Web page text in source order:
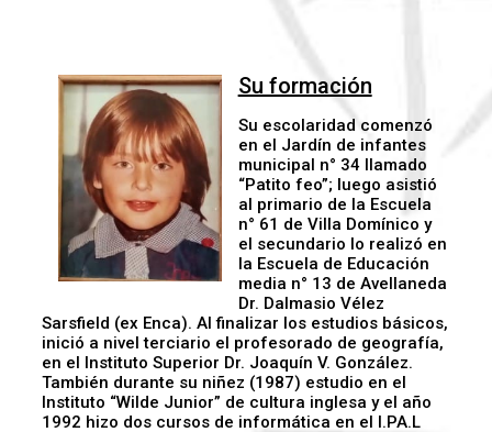
Su formación
Su escolaridad comenzó
en el Jardín de infantes
municipal n° 34 llamado
“Patito feo”; luego asistió
al primario de la Escuela
n° 61 de Villa Domínico y
el secundario lo realizó en
la Escuela de Educación
media n° 13 de Avellaneda
Dr. Dalmasio Vélez
Sarsfield (ex Enca). Al finalizar los estudios básicos,
inició a nivel terciario el profesorado de geografía,
en el Instituto Superior Dr. Joaquín V. González.
También durante su niñez (1987) estudio en el
Instituto “Wilde Junior” de cultura inglesa y el año
1992 hizo dos cursos de informática en el I.PA.L